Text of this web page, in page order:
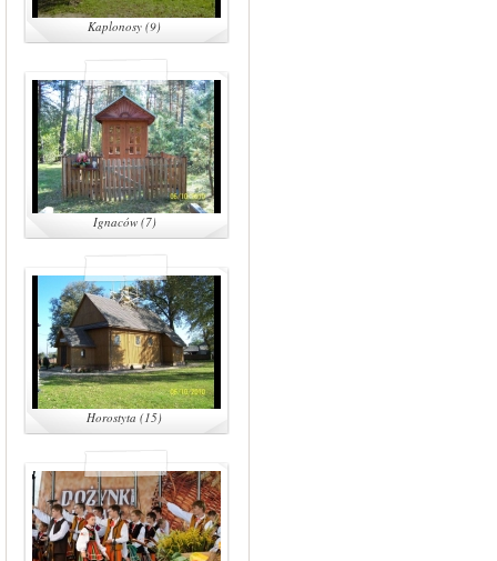
Kaplonosy (9)
Ignaców (7)
Horostyta (15)